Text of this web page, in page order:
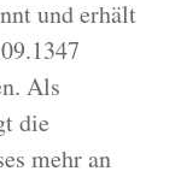
und erhält
Als
die
mehr an